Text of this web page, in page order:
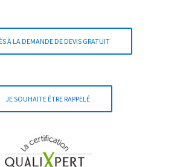
À LA DEMANDE DE DEVIS GRATUIT
JE SOUHAITE ÊTRE RAPPELÉ